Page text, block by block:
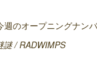
のオープニングナン
謎 / RADWIMPS